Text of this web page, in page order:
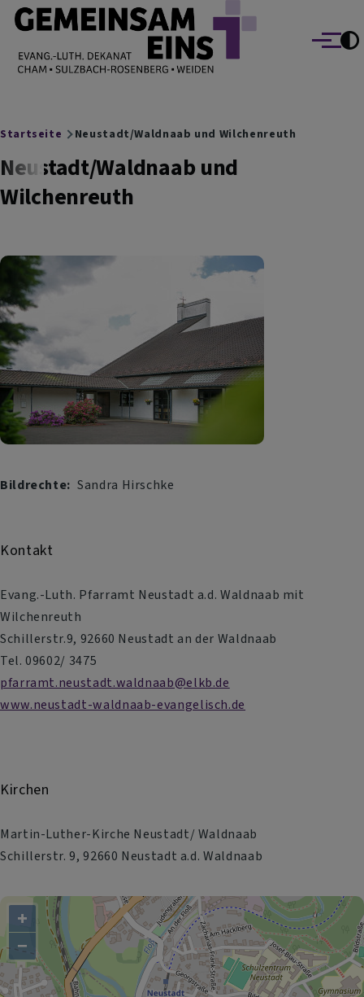
Direkt zum Inhalt
EVANG.-LUTH. DEKANAT GEMEINSAM EINS
Cham Sulzbach-Rosenberg Weiden
Menü
Breadcrumb
Startseite Neustadt/Waldnaab und Wilchenreuth
Neustadt/Waldnaab und
Wilchenreuth
Bildrechte Sandra Hirschke
Kontakt
Evang.-Luth. Pfarramt Neustadt a.d. Waldnaab mit
Wilchenreuth
Schillerstr.9, 92660 Neustadt an der Waldnaab
Tel. 09602/ 3475
pfarramt.neustadt.waldnaab@elkb.de
www.neustadt-waldnaab-evangelisch.de
Kirchen
Martin-Luther-Kirche Neustadt/ Waldnaab
Schillerstr. 9, 92660 Neustadt a.d. Waldnaab
+
−